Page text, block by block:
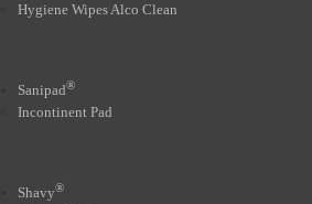
Hygiene Wipes Alco Clean
Sanipad®
Incontinent Pad
Shavy®